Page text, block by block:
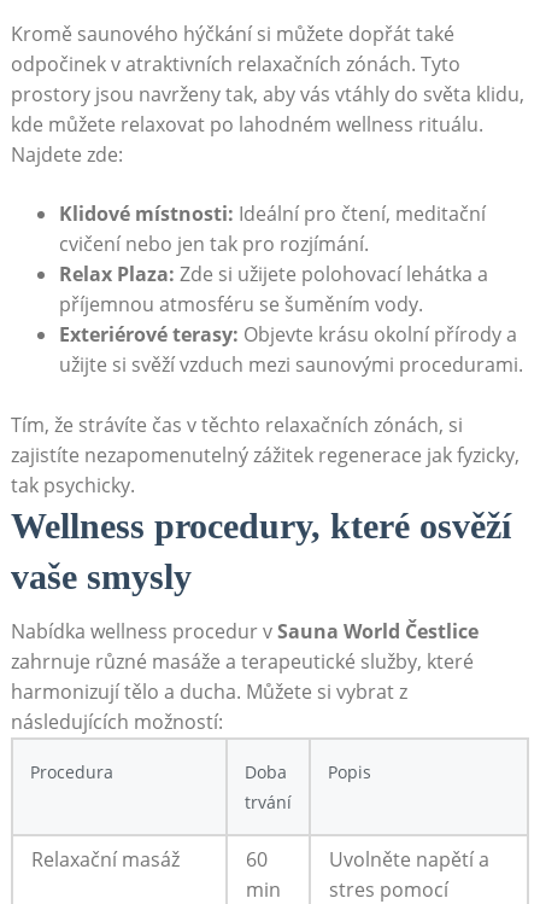
Kromě saunového hýčkání si můžete dopřát ⁢také
odpočinek v atraktivních relaxačních zónách. Tyto
prostory jsou navrženy ‌tak, aby ⁢vás‍ vtáhly do světa klidu,
kde můžete relaxovat po lahodném wellness⁤ rituálu.
⁤Najdete zde:
Klidové ‍místnosti: Ideální ⁢pro čtení, meditační
cvičení⁤ nebo jen tak pro rozjímání.
Relax Plaza: ​Zde si ‌užijete polohovací lehátka a
příjemnou atmosféru se šuměním vody.
Exteriérové terasy: Objevte krásu okolní přírody a⁤
užijte si ⁢svěží‌ vzduch⁣ mezi saunovými procedurami.
Tím, že strávíte čas v těchto relaxačních zónách,​ si‌
zajistíte ​nezapomenutelný zážitek regenerace jak fyzicky,
tak ​psychicky.
Wellness ⁣procedury,⁣ které osvěží​
vaše ⁤smysly
Nabídka wellness procedur v‌Sauna World⁣ Čestlice⁤
zahrnuje různé masáže‌ a ⁢terapeutické služby, které
harmonizují tělo a ‍ducha. Můžete‍ si vybrat‌ z
⁣následujících možností:
Procedura
Doba
trvání
Popis
Relaxační masáž
60​
min
Uvolněte napětí a
stres pomocí‍